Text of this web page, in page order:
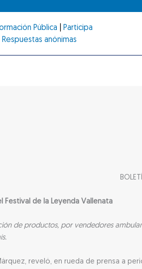
Pública
Participa
Respuestas anónimas
de la Leyenda Vallenata
de productos, por vendedores
reveló, en rueda de prensa a